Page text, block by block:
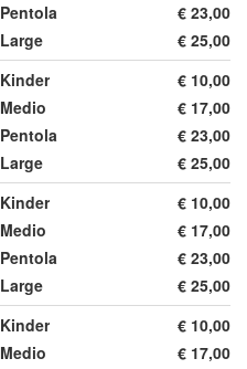
Pentola
€ 23,00
Large
€ 25,00
Kinder
€ 10,00
Medio
€ 17,00
Pentola
€ 23,00
Large
€ 25,00
Kinder
€ 10,00
Medio
€ 17,00
Pentola
€ 23,00
Large
€ 25,00
Kinder
€ 10,00
Medio
€ 17,00